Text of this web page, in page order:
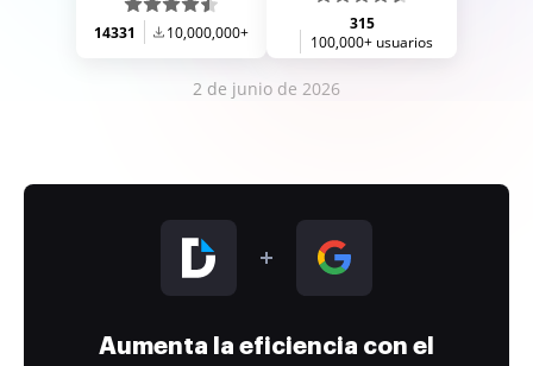
14331 10,000,000+
315
100,000+ usuarios
2 de junio de 2026
Aumenta la eficiencia con el